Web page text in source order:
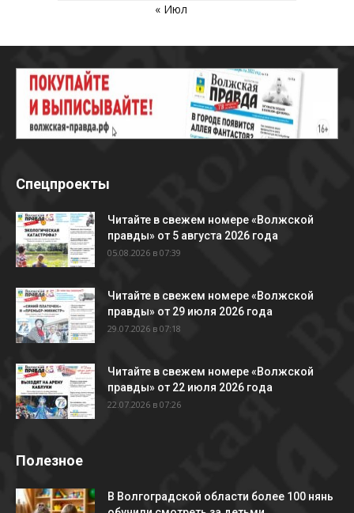
« Июл
Спецпроекты
Читайте в свежем номере «Волжской
правды» от 5 августа 2026 года
05.08.2026 в 07:39
Читайте в свежем номере «Волжской
правды» от 29 июля 2026 года
29.07.2026 в 07:18
Читайте в свежем номере «Волжской
правды» от 22 июля 2026 года
22.07.2026 в 07:26
Полезное
В Волгоградской области более 100 нянь